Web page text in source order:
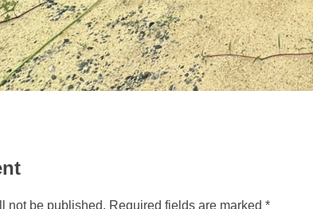
not be published. Required fields are marked *